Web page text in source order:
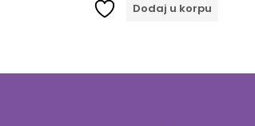
Dodaj u korpu